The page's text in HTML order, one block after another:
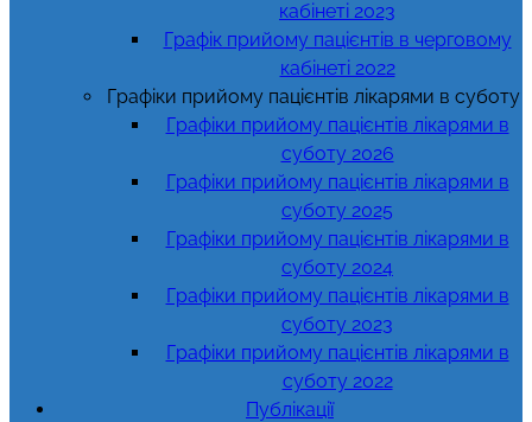
кабінеті 2023
Графік прийому пацієнтів в черговому
кабінеті 2022
Графіки прийому пацієнтів лікарями в суботу
Графіки прийому пацієнтів лікарями в
суботу 2026
Графіки прийому пацієнтів лікарями в
суботу 2025
Графіки прийому пацієнтів лікарями в
суботу 2024
Графіки прийому пацієнтів лікарями в
суботу 2023
Графіки прийому пацієнтів лікарями в
суботу 2022
Публікації